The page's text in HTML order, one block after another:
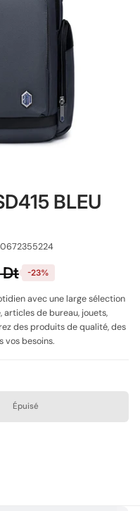
BLEU
-23%
avec une large sélection
articles de bureau, jouets,
des produits de qualité, des
vos besoins.
Épuisé